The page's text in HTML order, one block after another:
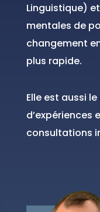
Linguistique)
mentales de
changement
plus rapide.
Elle est aussi le
d’expériences
consultations